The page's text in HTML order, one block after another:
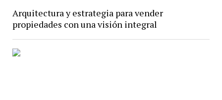
Arquitectura y estrategia para vender
propiedades con una visión integral